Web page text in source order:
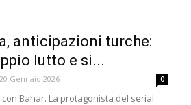
anticipazioni turche:
lutto e si...
20 Gennaio 2026 0
Bahar. La protagonista del serial